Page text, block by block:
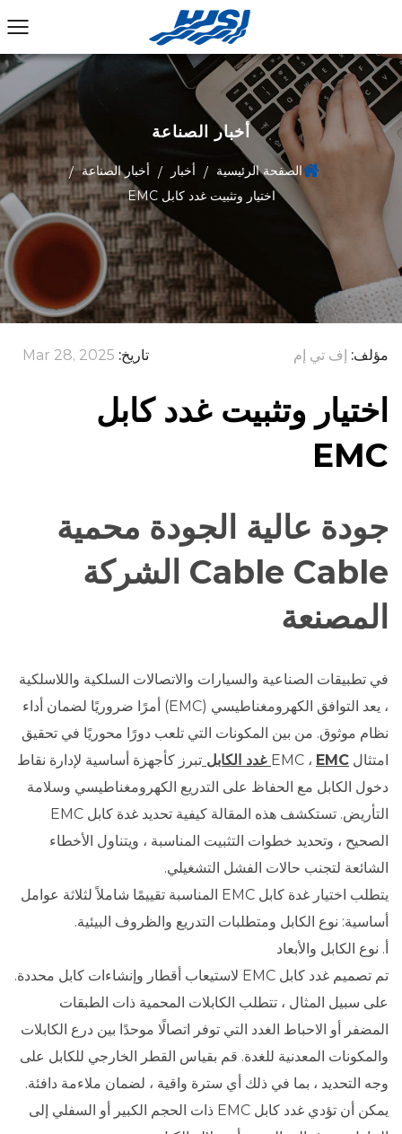
أخبار الصناعة
الصفحة الرئيسية / أخبار / أخبار الصناعة /
اختيار وتثبيت غدد كابل EMC
مؤلف: إف تي إم تاريخ: Mar 28, 2025
اختيار وتثبيت غدد كابل
EMC
جودة عالية الجودة محمية
Cable Cable الشركة
المصنعة
في تطبيقات الصناعية والسيارات والاتصالات السلكية واللاسلكية
، يعد التوافق الكهرومغناطيسي (EMC) أمرًا ضروريًا لضمان أداء
نظام موثوق. من بين المكونات التي تلعب دورًا محوريًا في تحقيق
امتثال EMC ، EMC غدد الكابل
تبرز كأجهزة أساسية لإدارة نقاط
دخول الكابل مع الحفاظ على التدريع الكهرومغناطيسي وسلامة
التأريض. تستكشف هذه المقالة كيفية تحديد غدة كابل EMC
الصحيح ، وتحديد خطوات التثبيت المناسبة ، ويتناول الأخطاء
الشائعة لتجنب حالات الفشل التشغيلي.
يتطلب اختيار غدة كابل EMC المناسبة تقييمًا شاملاً لثلاثة عوامل
أساسية: نوع الكابل ومتطلبات التدريع والظروف البيئية.
أ. نوع الكابل والأبعاد
تم تصميم غدد كابل EMC لاستيعاب أقطار وإنشاءات كابل محددة.
على سبيل المثال ، تتطلب الكابلات المحمية ذات الطبقات
المضفر أو الاحباط الغدد التي توفر اتصالًا موحدًا بين درع الكابلات
والمكونات المعدنية للغدة. قم بقياس القطر الخارجي للكابل على
وجه التحديد ، بما في ذلك أي سترة واقية ، لضمان ملاءمة دافئة.
يمكن أن تؤدي غدد كابل EMC ذات الحجم الكبير أو السفلي إلى